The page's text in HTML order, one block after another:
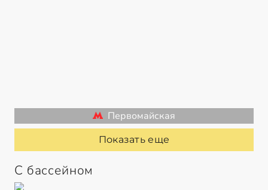
Первомайская
Показать еще
С бассейном